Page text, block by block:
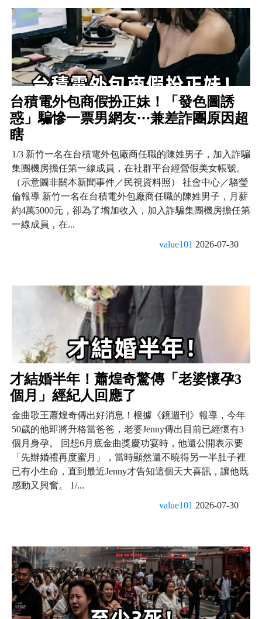
台積電外包商假扮正妹！「發色圖誘
惑」騙慘一票男網友⋯兼差詐團原因超
瞎
1/3 新竹一名在台積電外包廠商任職的陳姓男子，加入詐騙
集團機房擔任第一線成員，在社群平台經營假美女帳號。
（示意圖非關本新聞事件／民視資料照） 社會中心／駱瑩
倫報導 新竹一名在台積電外包廠商任職的陳姓男子，月薪
約4萬5000元，卻為了增加收入，加入詐騙集團機房擔任第
一線成員，在...
value101 2026-07-30
才結婚半年！蕭煌奇驚傳「老婆懷孕3
個月」經紀人回應了
金曲歌王蕭煌奇傳出好消息！根據《鏡週刊》報導，今年
50歲的他即將升格當爸爸，老婆Jenny傳出目前已經懷有3
個月身孕。 回想6月底金曲獎慶功宴時，他還公開表示要
「先辦婚禮再度蜜月」，當時顯然還不曉得另一半肚子裡
已有小生命，直到最近Jenny才告知這個天大喜訊，讓他既
感動又興奮。 1/...
value101 2026-07-30